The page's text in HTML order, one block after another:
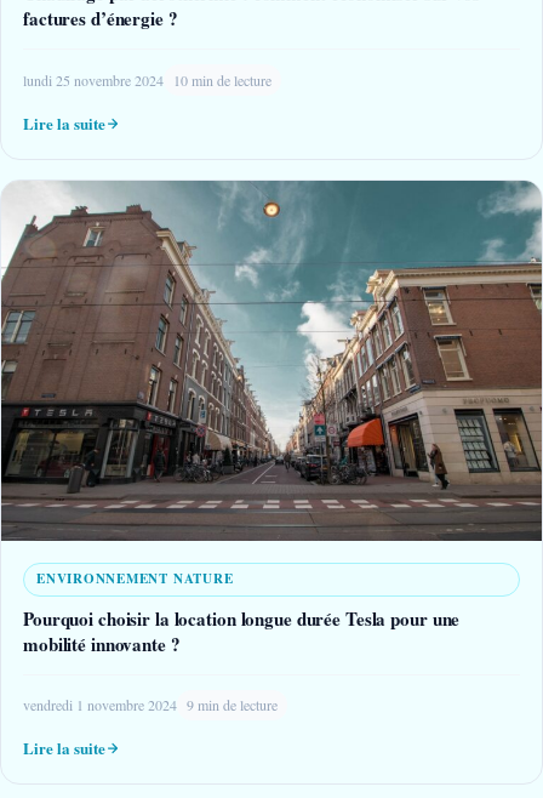
factures d’énergie ?
lundi 25 novembre 2024 10 min de lecture
Lire la suite
ENVIRONNEMENT NATURE
Pourquoi choisir la location longue durée Tesla pour une
mobilité innovante ?
vendredi 1 novembre 2024 9 min de lecture
Lire la suite